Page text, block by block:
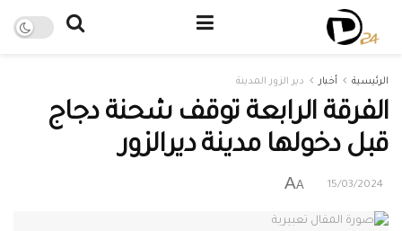
الرئيسية أخبار دير الزور المدينة
الفرقة الرابعة توقف شحنة دجاج
قبل دخولها مدينة ديرالزور
15/03/2024
A
A